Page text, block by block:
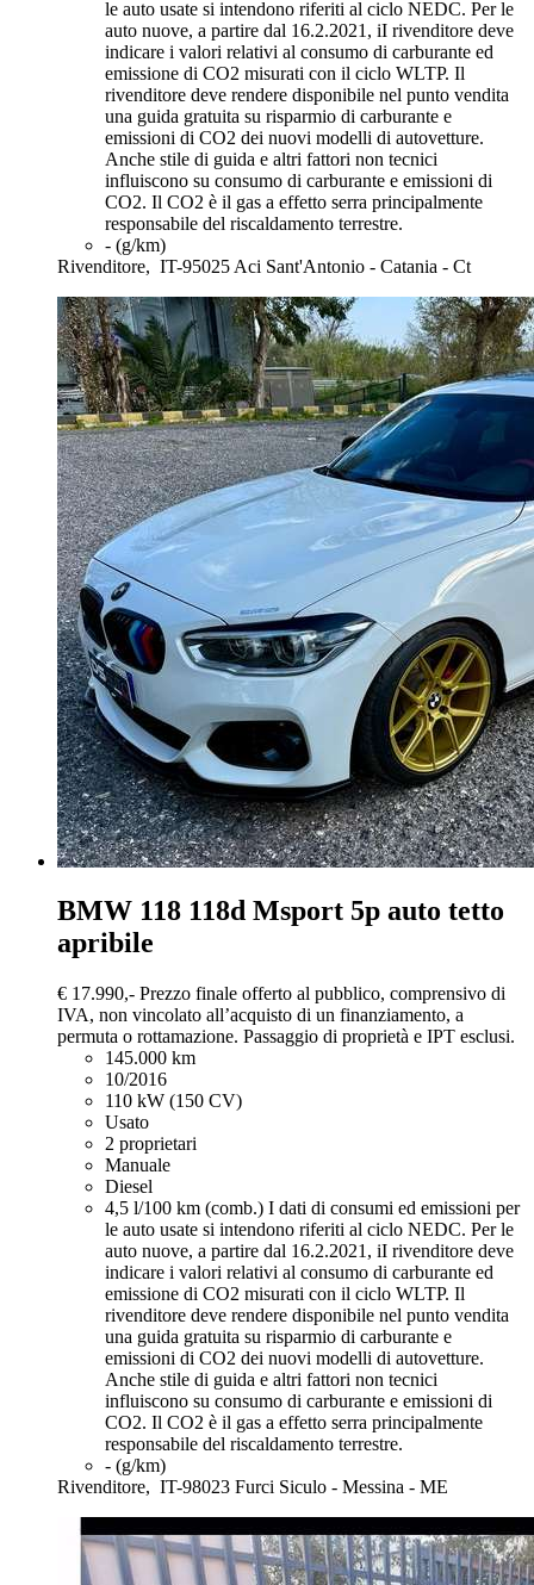
le auto usate si intendono riferiti al ciclo NEDC. Per le
auto nuove, a partire dal 16.2.2021, iI rivenditore deve
indicare i valori relativi al consumo di carburante ed
emissione di CO2 misurati con il ciclo WLTP. Il
rivenditore deve rendere disponibile nel punto vendita
una guida gratuita su risparmio di carburante e
emissioni di CO2 dei nuovi modelli di autovetture.
Anche stile di guida e altri fattori non tecnici
influiscono su consumo di carburante e emissioni di
CO2. Il CO2 è il gas a effetto serra principalmente
responsabile del riscaldamento terrestre.
- (g/km)
Rivenditore, IT-95025 Aci Sant'Antonio - Catania - Ct
BMW 118 118d Msport 5p auto tetto
apribile
€ 17.990,- Prezzo finale offerto al pubblico, comprensivo di
IVA, non vincolato all’acquisto di un finanziamento, a
permuta o rottamazione. Passaggio di proprietà e IPT esclusi.
145.000 km
10/2016
110 kW (150 CV)
Usato
2 proprietari
Manuale
Diesel
4,5 l/100 km (comb.) I dati di consumi ed emissioni per
le auto usate si intendono riferiti al ciclo NEDC. Per le
auto nuove, a partire dal 16.2.2021, iI rivenditore deve
indicare i valori relativi al consumo di carburante ed
emissione di CO2 misurati con il ciclo WLTP. Il
rivenditore deve rendere disponibile nel punto vendita
una guida gratuita su risparmio di carburante e
emissioni di CO2 dei nuovi modelli di autovetture.
Anche stile di guida e altri fattori non tecnici
influiscono su consumo di carburante e emissioni di
CO2. Il CO2 è il gas a effetto serra principalmente
responsabile del riscaldamento terrestre.
- (g/km)
Rivenditore, IT-98023 Furci Siculo - Messina - ME